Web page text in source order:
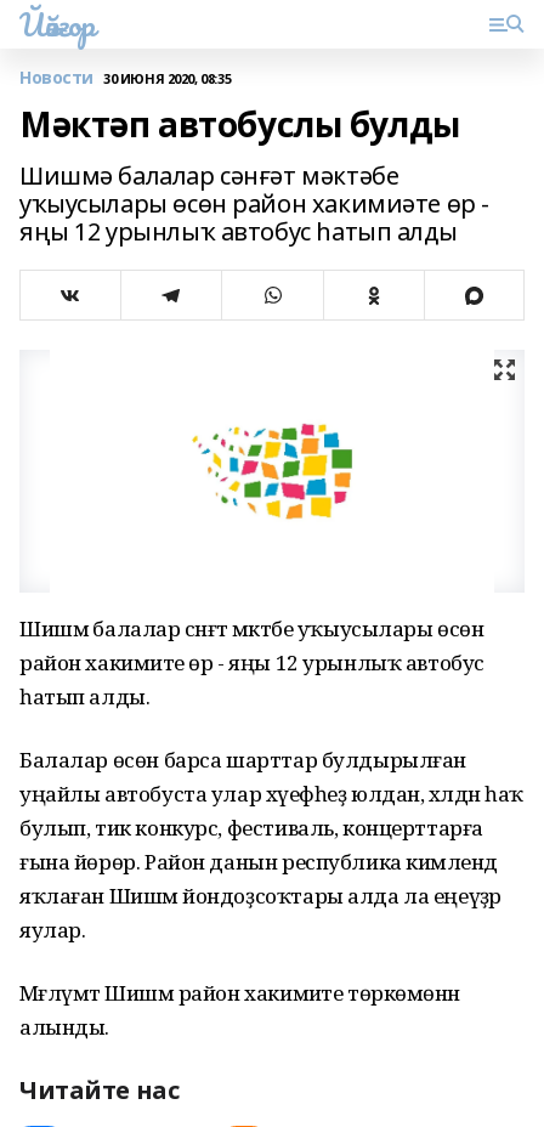
Йәйғор
Новости 30 ИЮНЯ 2020, 08:35
Мәктәп автобуслы булды
Шишмә балалар сәнғәт мәктәбе
уҡыусылары өсөн район хакимиәте өр -
яңы 12 урынлыҡ автобус һатып алды
Шишмә балалар сәнғәт мәктәбе уҡыусылары өсөн
район хакимиәте өр - яңы 12 урынлыҡ автобус
һатып алды.
Балалар өсөн барса шарттар булдырылған
уңайлы автобуста улар хәүефһеҙ юлдан, хәлдән һаҡ
булып, тик конкурс, фестиваль, концерттарға
ғына йөрөр. Район данын республика кимәлендә
яҡлаған Шишмә йондоҙсоҡтары алда ла еңеүҙәр
яулар.
Мәғлүмәт Шишмә район хакимиәте төркөмөнән
алынды.
Читайте нас